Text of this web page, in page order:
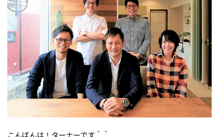
こんばんは！ターナーです＾＾